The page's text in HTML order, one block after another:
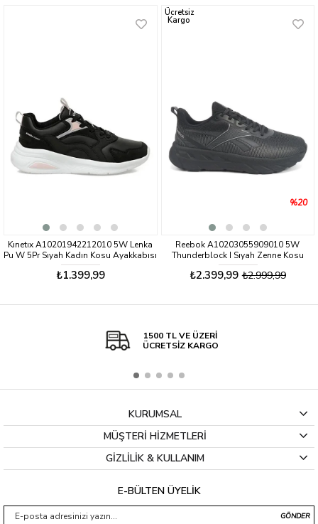
Kınetıx A10201942212010 5W Lenka
Pu W 5Pr Sıyah Kadın Kosu Ayakkabısı
₺1.399,99
Reebok A10203055909010 5W
Thunderblock I Sıyah Zenne Kosu
Ayakkabısı
₺2.399,99 ₺2.999,99
%20
Ücretsiz
Kargo
1500 TL VE ÜZERİ
ÜCRETSİZ KARGO
KURUMSAL
MÜŞTERİ HİZMETLERİ
GİZLİLİK & KULLANIM
E-BÜLTEN ÜYELİK
GÖNDER